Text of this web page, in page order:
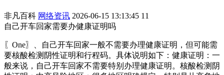
非凡百科 网络资讯 2026-06-15 13:13:45 11
自己开车回家需要办健康证明吗
〖One〗、自己开车回家一般不需要办理健康证明，但可能需
要核酸检测阴性证明和行程码。具体说明如下：健康证明：一
般来说，自己开车回家不需要特别办理健康证明。核酸检测阴